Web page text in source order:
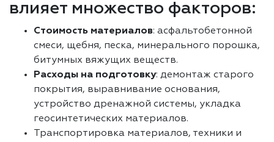
влияет множество факторов:
Стоимость материалов: асфальтобетонной
смеси, щебня, песка, минерального порошка,
битумных вяжущих веществ.
Расходы на подготовку: демонтаж старого
покрытия, выравнивание основания,
устройство дренажной системы, укладка
геосинтетических материалов.
Транспортировка материалов, техники и